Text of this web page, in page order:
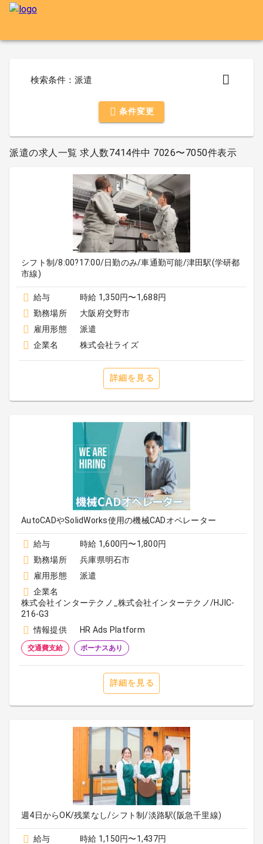
検索条件：派遣
条件変更
派遣の求人一覧 求人数7414件中 7026〜7050件表示
シフト制/8:00?17:00/日勤のみ/車通勤可能/津田駅(学研都
市線)
給与
時給 1,350円〜1,688円
勤務場所
大阪府交野市
雇用形態
派遣
企業名
株式会社ライズ
詳細を見る
AutoCADやSolidWorks使用の機械CADオペレーター
給与
時給 1,600円〜1,800円
勤務場所
兵庫県明石市
雇用形態
派遣
企業名
株式会社インターテクノ_株式会社インターテクノ/HJIC-
216-G3
情報提供
HR Ads Platform
交通費支給 ボーナスあり
詳細を見る
週4日からOK/残業なし/シフト制/淡路駅(阪急千里線)
給与
時給 1,150円〜1,437円